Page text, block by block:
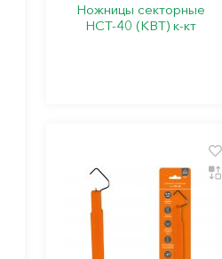
Ножницы секторные
НСТ-40 (КВТ) к-кт